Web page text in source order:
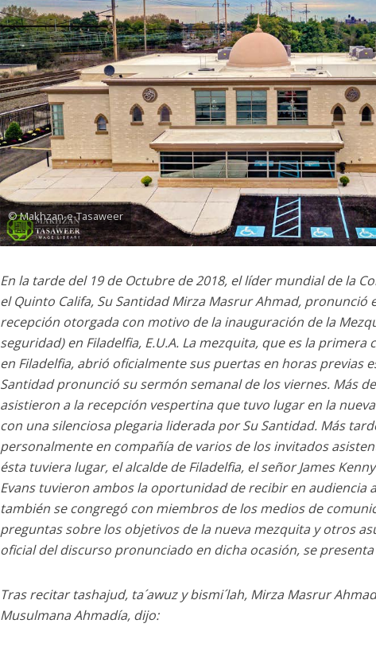
© Makhzan-e-Tasaweer
En la tarde del 19 de Octubre de 2018, el líder mundial de la
el Quinto Califa, Su Santidad Mirza Masrur Ahmad, pronunció
recepción otorgada con motivo de la inauguración de la
seguridad) en Filadelfia, E.U.A. La mezquita, que es la
en Filadelfia, abrió oficialmente sus puertas en horas previas
Santidad pronunció su sermón semanal de los viernes. Más
asistieron a la recepción vespertina que tuvo lugar en la
con una silenciosa plegaria liderada por Su Santidad. Más
personalmente en compañía de varios de los invitados
ésta tuviera lugar, el alcalde de Filadelfia, el señor James
Evans tuvieron ambos la oportunidad de recibir en audiencia
también se congregó con miembros de los medios de
preguntas sobre los objetivos de la nueva mezquita y otros
oficial del discurso pronunciado en dicha ocasión, se
Tras recitar tashajud, ta´awuz y bismi´lah, Mirza Masrur
Musulmana Ahmadía, dijo: